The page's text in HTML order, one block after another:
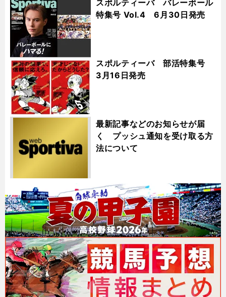
スポルティーバ バレーボール
特集号 Vol.4 6月30日発売
スポルティーバ 部活特集号
3月16日発売
最新記事などのお知らせが届
く プッシュ通知を受け取る方
法について